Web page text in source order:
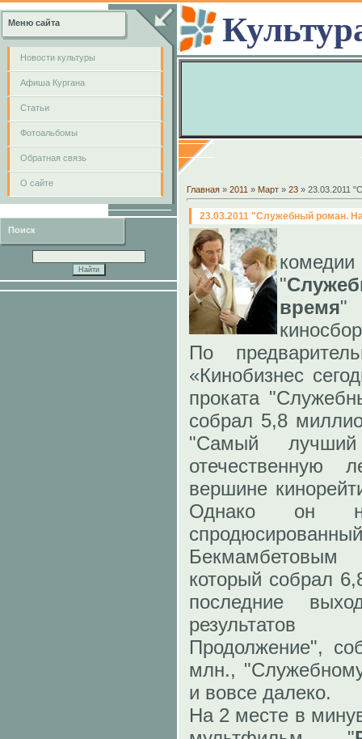
Меню сайта
Новости культуры
Афиша Кургана
Cтатьи
Фотоальбомы
Обратная связь
О сайте
Поиск
Главная » 2011 » Март » 23 » 23.03.2011
23.03.2011 "Служебный роман.
"
время"
По
«Кинобизнес
проката
собрал 5,8
"Самый
отечественную
вершине
Однако он
Бекмамбетовым
который собрал
последние
Продолжение",
млн.,
и вовсе далеко.
На 2 месте в